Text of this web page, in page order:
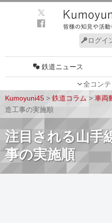
ログイ
全コン
鉄道ニュース
車両技術
Kumoyuni45 > 鉄道コラム > 車両
造工事の実施順
注目される山手
事の実施順